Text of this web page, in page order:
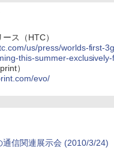
ス（HTC）
us/press/worlds-first-
this-summer-
）
evo/
通信関連展示会 (2010/3/24)